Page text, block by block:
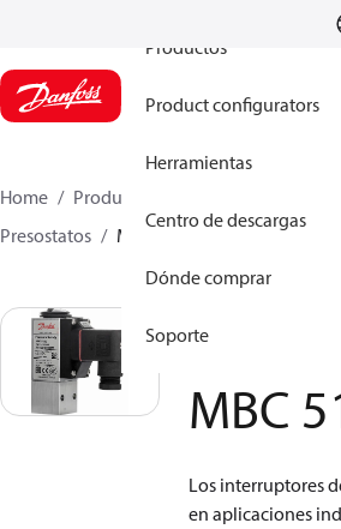
Productos
Product configurators
Herramientas
Centro de descargas
Dónde comprar
Soporte
Home Productos
Presostatos
MBC 5000 / MBC 5100
MBC
MBC
Los interruptores
en aplicaciones